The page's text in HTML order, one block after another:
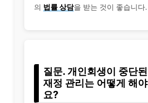
의 법률 상담을 받는 것이 좋습니다.
질문. 개인회생이 중단
재정 관리는 어떻게 해
요?